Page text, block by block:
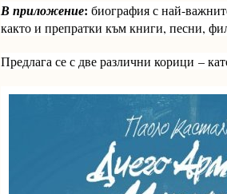
В приложение: биография с най-
както и препратки към книги, песни,
Предлага се с две различни корици –